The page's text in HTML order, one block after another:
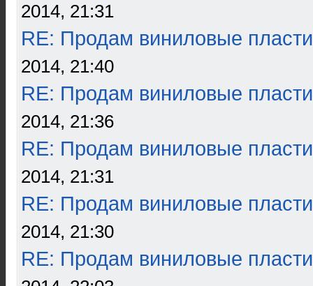
2014, 21:31
RE: Продам виниловые
2014, 21:40
RE: Продам виниловые
2014, 21:36
RE: Продам виниловые
2014, 21:31
RE: Продам виниловые
2014, 21:30
RE: Продам виниловые